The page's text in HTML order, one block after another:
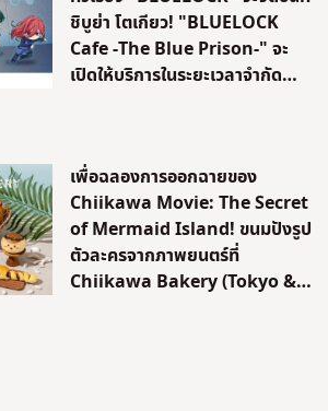
ชิบูย่า โตเกียว! "BLUELOCK
Cafe -The Blue Prison-" จะ
เปิดให้บริการในระยะเวลาจำกัด
เพื่อฉลองการออกฉายของ
Chiikawa Movie: The Secret
of Mermaid Island! ขนมปังรูป
ตัวละครจากภาพยนตร์ที่
Chiikawa Bakery (Tokyo &